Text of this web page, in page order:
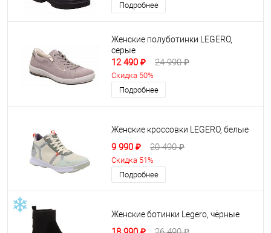
Подробнее
Женские полуботинки LEGERO,
серые
12 490 ₽ 24 990 ₽
Скидка 50%
Подробнее
Женские кроссовки LEGERO, белые
9 990 ₽ 20 490 ₽
Скидка 51%
Подробнее
Женские ботинки Legero, чёрные